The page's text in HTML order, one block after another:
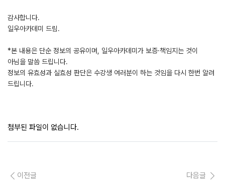
감사합니다.
일우아카데미 드림.
*본 내용은 단순 정보의 공유이며, 일우아카데미가 보증·책임지는 것이
아님을 말씀 드립니다.
정보의 유효성과 실효성 판단은 수강생 여러분이 하는 것임을 다시 한번 알려
드립니다.
첨부된 파일이 없습니다.
이전글 다음글